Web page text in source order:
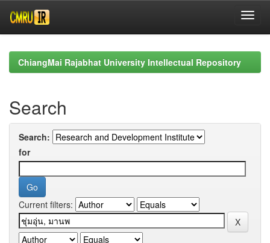
navigationChiangMai Rajabhat University Intellectual Repository
Search
Search:
for
Current filters: